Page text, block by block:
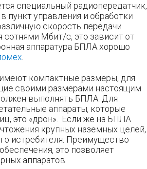
специальный радиопередатчик,
пункт управления и обработки
скорость передачи
сотнями Мбит/с, это зависит от
аппаратура БПЛА хорошо
имеют компактные размеры, для
своими размерами настоящим
выполнять БПЛА. Для
аппараты, которые
это «дрон». Если же на БПЛА
крупных наземных целей,
истребителя. Преимущество
это позволяет
аппаратов.